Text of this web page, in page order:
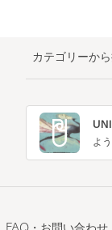
カテゴリーか
よ